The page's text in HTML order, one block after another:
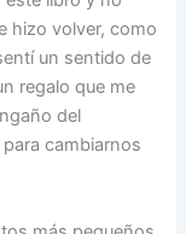
hizo volver, como
un sentido de
regalo que me
del
cambiarnos